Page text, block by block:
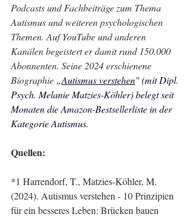
Podcasts und Fachbeiträge zum Thema
Autismus und weiteren psychologischen
Themen. Auf YouTube und anderen
Kanälen begeistert er damit rund 150.000
Abonnenten. Seine 2024 erschienene
Biographie „Autismus verstehen" (mit Dipl.
Psych. Melanie Matzies-Köhler) belegt seit
Monaten die Amazon-Bestsellerliste in der
Kategorie Autismus.
Quellen:
*1 Harrendorf, T., Matzies-Köhler, M.
(2024). Autismus verstehen - 10 Prinzipien
für ein besseres Leben: Brücken bauen